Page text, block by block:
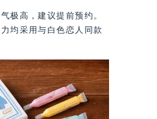
极高，建议提前预约。
均采用与白色恋人同款